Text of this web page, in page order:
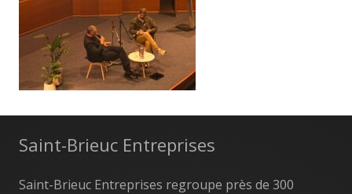
Saint-Brieuc Entreprises
Saint-Brieuc Entreprises regroupe près de 300